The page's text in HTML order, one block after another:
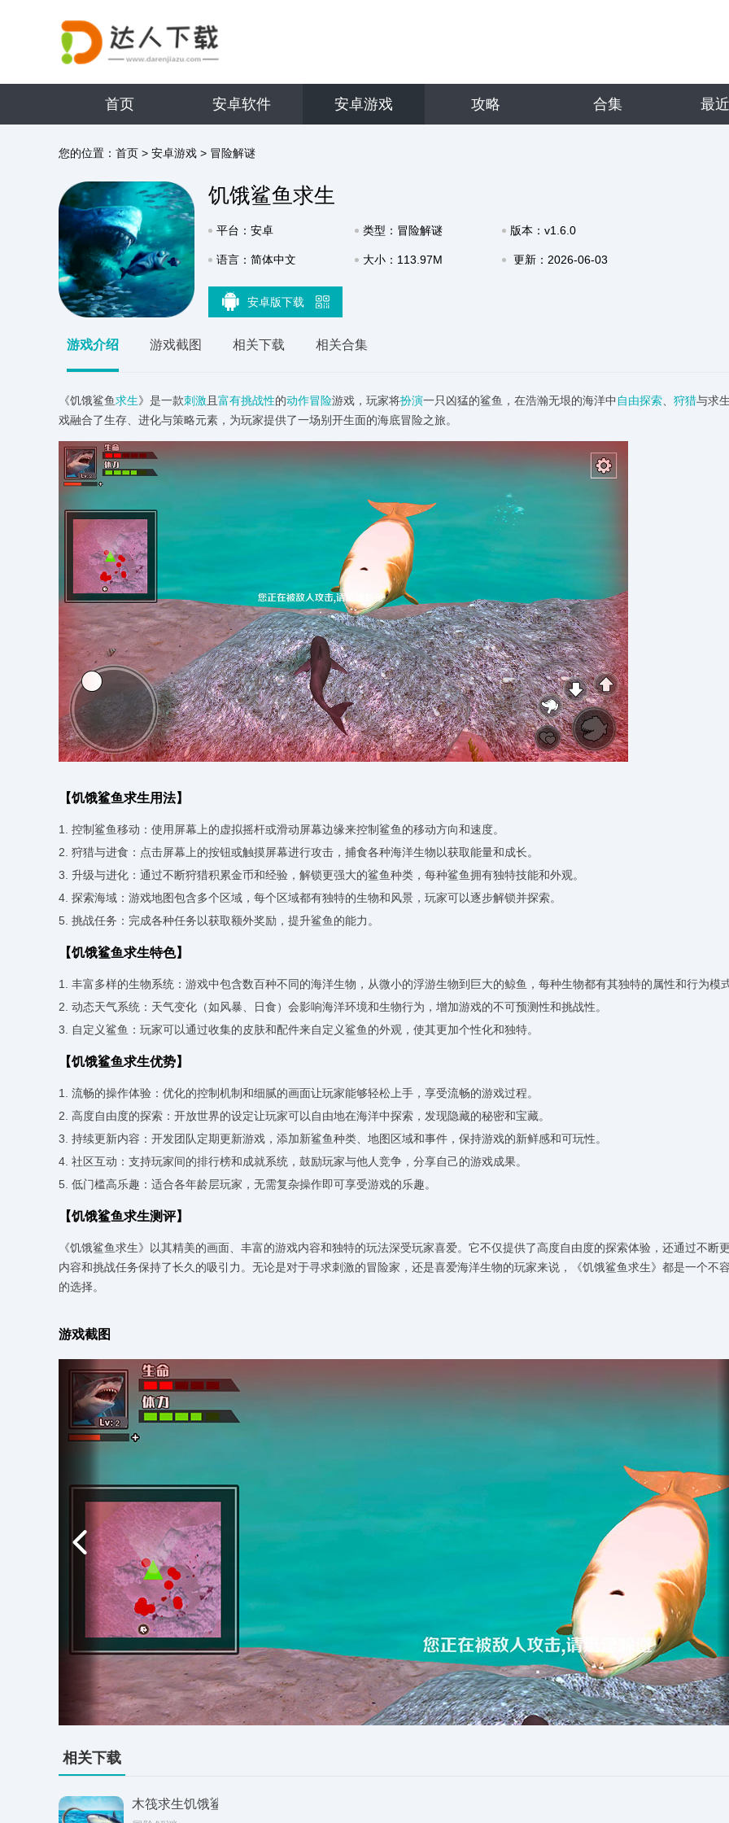
首页 安卓软件 安卓游戏 攻略 合集 最
您的位置： 首页 > 安卓游戏 > 冒险解谜
饥饿鲨鱼求生
平台：安卓 类型：冒险解谜 版本：v1.6.0
语言：简体中文 大小：113.97M 更新：2026-06-03
安卓版下载
游戏介绍 游戏截图 相关下载 相关合集
《饥饿鲨鱼求生》是一款刺激 且 富有挑战性的动作冒险游戏，玩家将扮演一只凶猛的鲨鱼，在浩瀚无垠的海洋中 自由探索 狩猎与求
戏融合了生存、进化与策略元素，为玩家提供了一场别开生面的海底冒险之旅。
【饥饿鲨鱼求生用法】
1. 控制鲨鱼移动：使用屏幕上的虚拟摇杆或滑动屏幕边缘来控制鲨鱼的移动方向和速度。
2. 狩猎与进食：点击屏幕上的按钮或触摸屏幕进行攻击，捕食各种海洋生物以获取能量和成长。
3. 升级与进化：通过不断狩猎积累金币和经验，解锁更强大的鲨鱼种类，每种鲨鱼拥有独特技能和外观。
4. 探索海域：游戏地图包含多个区域，每个区域都有独特的生物和风景，玩家可以逐步解锁并探索。
5. 挑战任务：完成各种任务以获取额外奖励，提升鲨鱼的能力。
【饥饿鲨鱼求生特色】
1. 丰富多样的生物系统：游戏中包含数百种不同的海洋生物，从微小的浮游生物到巨大的鲸鱼，每种生物都有其独特的属性和行为模
2. 动态天气系统：天气变化（如风暴、日食）会影响海洋环境和生物行为，增加游戏的不可预测性和挑战性。
3. 自定义鲨鱼：玩家可以通过收集的皮肤和配件来自定义鲨鱼的外观，使其更加个性化和独特。
【饥饿鲨鱼求生优势】
1. 流畅的操作体验：优化的控制机制和细腻的画面让玩家能够轻松上手，享受流畅的游戏过程。
2. 高度自由度的探索：开放世界的设定让玩家可以自由地在海洋中探索，发现隐藏的秘密和宝藏。
3. 持续更新内容：开发团队定期更新游戏，添加新鲨鱼种类、地图区域和事件，保持游戏的新鲜感和可玩性。
4. 社区互动：支持玩家间的排行榜和成就系统，鼓励玩家与他人竞争，分享自己的游戏成果。
5. 低门槛高乐趣：适合各年龄层玩家，无需复杂操作即可享受游戏的乐趣。
【饥饿鲨鱼求生测评】
《饥饿鲨鱼求生》以其精美的画面、丰富的游戏内容和独特的玩法深受玩家喜爱。它不仅提供了高度自由度的探索体验，还通过不断
内容和挑战任务保持了长久的吸引力。无论是对于寻求刺激的冒险家，还是喜爱海洋生物的玩家来说，《饥饿鲨鱼求生》都是一个不
的选择。
游戏截图
相关下载
木筏求生饥饿鲨鱼